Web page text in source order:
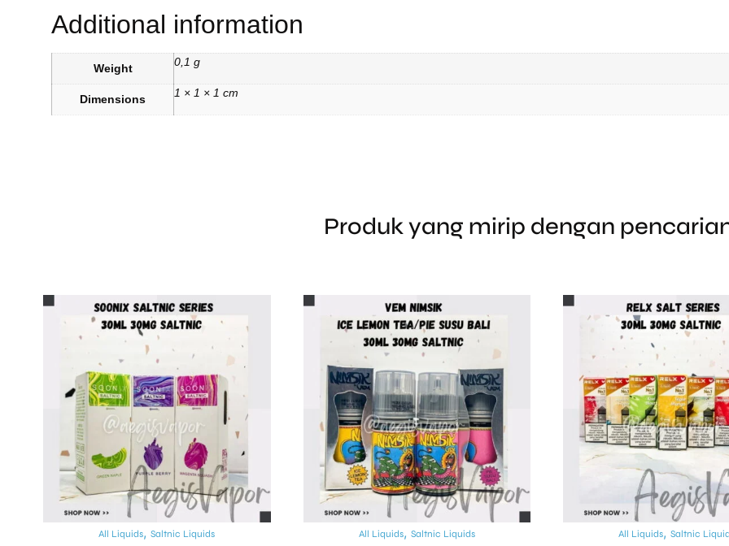
Additional information
Weight 0,1 g
Dimensions 1 × 1 × 1 cm
Produk yang mirip dengan
All Liquids,Saltnic Liquids All Liquids, Saltnic Liquids All Liquids,Saltnic